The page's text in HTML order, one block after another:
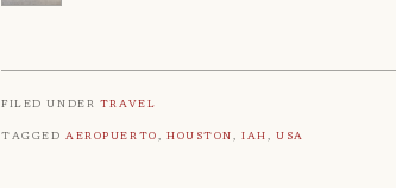
Filed under Travel
TaggedAeropuerto, Houston,Iah,Usa